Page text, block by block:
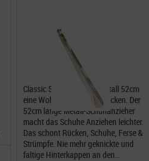
Classic Schuhanzieher Metall 52cm
eine Wohltat für deinen Rücken. Der
52cm lange Metall-Schuhanzieher
macht das Schuhe Anziehen leichter.
Das schont Rücken, Schuhe, Ferse &
Strümpfe. Nie mehr geknickte und
faltige Hinterkappen an den...